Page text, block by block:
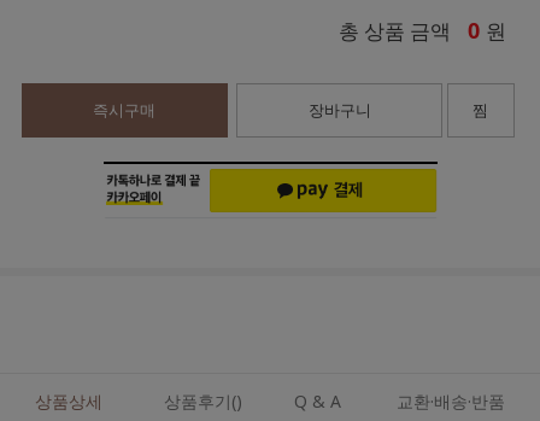
총 상품 금액 0 원
즉시구매 장바구니 찜
상품상세 상품후기() Q & A 교환·배송·반품